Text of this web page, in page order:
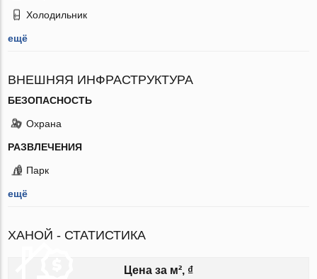
Холодильник
ещё
ВНЕШНЯЯ ИНФРАСТРУКТУРА
БЕЗОПАСНОСТЬ
Охрана
РАЗВЛЕЧЕНИЯ
Парк
ещё
ХАНОЙ - СТАТИСТИКА
Цена за м², ₫